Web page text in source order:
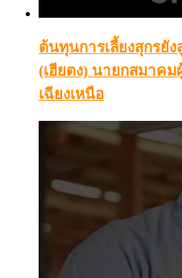
ต้นทุนการเลี้ยงสุกรยั
(เฮียตง) นายกสมาคม
เฉียงเหนือ